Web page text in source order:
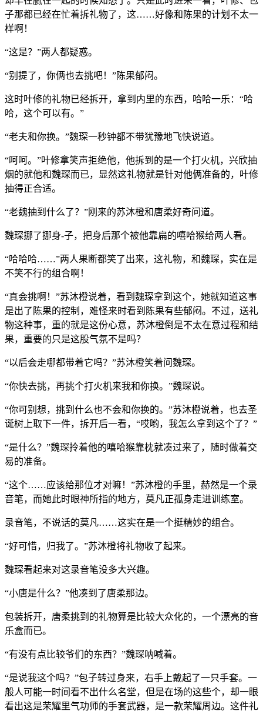
子那都已经在忙着拆礼物了，这……好像和陈果的计划不太一
样啊！
“这是？”两人都疑惑。
“别提了，你俩也去挑吧！”陈果郁闷。
这时叶修的礼物已经拆开，拿到内里的东西，哈哈一乐：“哈
哈，这个可以有。”
“老夫和你换。”魏琛一秒钟都不带犹豫地飞快说道。
“呵呵。”叶修拿笑声拒绝他，他拆到的是一个打火机，兴欣抽
烟的就他和魏琛而已，显然这礼物就是针对他俩准备的，叶修
抽得正合适。
“老魏抽到什么了？”刚来的苏沐橙和唐柔好奇问道。
魏琛挪了挪身-子，把身后那个被他靠扁的嘻哈猴给两人看。
“哈哈哈……”两人果断都笑了出来，这礼物，和魏琛，实在是
不笑不行的组合啊！
“真会挑啊！”苏沐橙说着，看到魏琛拿到这个，她就知道这事
是出了陈果的控制，难怪来时看到陈果有些郁闷。不过，送礼
物这种事，重的就是这份心意，苏沐橙倒是不太在意过程和结
果，重要的只是这股气氛不是吗？
“以后会走哪都带着它吗？”苏沐橙笑着问魏琛。
“你快去挑，再挑个打火机来我和你换。”魏琛说。
“你可别想，挑到什么也不会和你换的。”苏沐橙说着，也去圣
诞树上取下一件，拆开后一看，“哎哟，我怎么拿到这个了？”
“是什么？”魏琛拎着他的嘻哈猴靠枕就凑过来了，随时做着交
易的准备。
“这个……应该给那位才对嘛！”苏沐橙的手里，赫然是一个录
音笔，而她此时眼神所指的地方，莫凡正孤身走进训练室。
录音笔，不说话的莫凡……这实在是一个挺精妙的组合。
“好可惜，归我了。”苏沐橙将礼物收了起来。
魏琛看起来对这录音笔没多大兴趣。
“小唐是什么？”他凑到了唐柔那边。
包装拆开，唐柔挑到的礼物算是比较大众化的，一个漂亮的音
乐盒而已。
“有没有点比较爷们的东西？”魏琛呐喊着。
“是说我这个吗？”包子转过身来，右手上戴起了一只手套。一
般人可能一时间看不出什么名堂，但是在场的这些个，却一眼
看出这是荣耀里气功师的手套武器，是一款荣耀周边。这件礼